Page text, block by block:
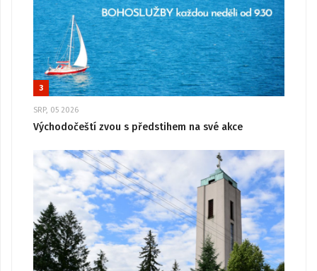
3
SRP, 05 2026
Východočeští zvou s předstihem na své akce